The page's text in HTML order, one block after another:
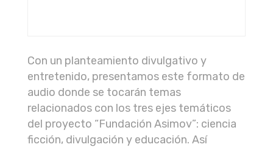
Con un planteamiento divulgativo y
entretenido, presentamos este formato de
audio donde se tocarán temas
relacionados con los tres ejes temáticos
del proyecto “Fundación Asimov”: ciencia
ficción, divulgación y educación. Así